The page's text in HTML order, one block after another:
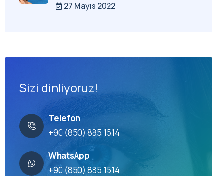
27 Mayıs 2022
Sizi dinliyoruz!
Telefon
+90 (850) 885 1514
WhatsApp
+90 (850) 885 1514